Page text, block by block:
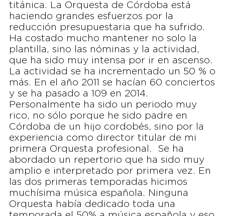
titánica. La Orquesta de Córdoba está
haciendo grandes esfuerzos por la
reducción presupuestaria que ha sufrido.
Ha costado mucho mantener no solo la
plantilla, sino las nóminas y la actividad,
que ha sido muy intensa por ir en ascenso.
La actividad se ha incrementado un 50 % o
más. En el año 2011 se hacían 60 conciertos
y se ha pasado a 109 en 2014.
Personalmente ha sido un periodo muy
rico, no sólo porque he sido padre en
Córdoba de un hijo cordobés, sino por la
experiencia como director titular de mi
primera Orquesta profesional. Se ha
abordado un repertorio que ha sido muy
amplio e interpretado por primera vez. En
las dos primeras temporadas hicimos
muchísima música española. Ninguna
Orquesta había dedicado toda una